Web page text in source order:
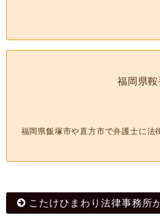
福岡県鞍
福岡県飯塚市や直方市で弁護士に法
こたけひまわり法律事務所